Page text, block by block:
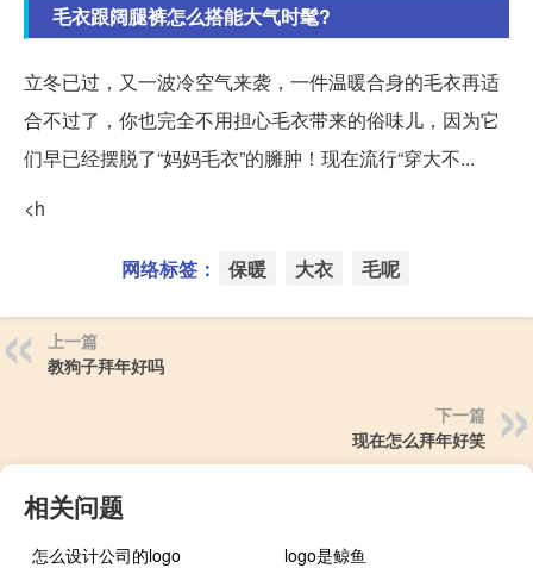
毛衣跟阔腿裤怎么搭能大气时髦?
立冬已过，又一波冷空气来袭，一件温暖合身的毛衣再适
合不过了，你也完全不用担心毛衣带来的俗味儿，因为它
们早已经摆脱了“妈妈毛衣”的臃肿！现在流行“穿大不...
<h
网络标签： 保暖 大衣 毛呢
上一篇
教狗子拜年好吗
下一篇
现在怎么拜年好笑
相关问题
怎么设计公司的logo
logo是鲸鱼